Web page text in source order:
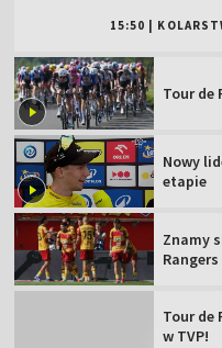
15:50
Tour de
Nowy
etapie
Znamy
Tour de
w TVP!